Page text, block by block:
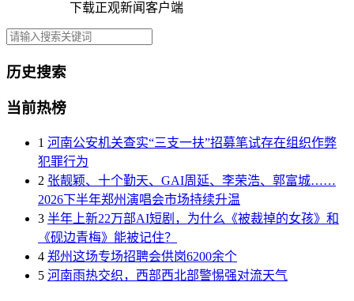
下载正观新闻客户端
历史搜索
当前热榜
1 河南公安机关查实“三支一扶”招募笔试存在组织作弊
犯罪行为
2 张靓颖、十个勤天、GAI周延、李荣浩、郭富城……
2026下半年郑州演唱会市场持续升温
3 半年上新22万部AI短剧，为什么《被裁掉的女孩》和
《砚边青梅》能被记住？
4 郑州这场专场招聘会供岗6200余个
5 河南雨热交织，西部西北部警惕强对流天气